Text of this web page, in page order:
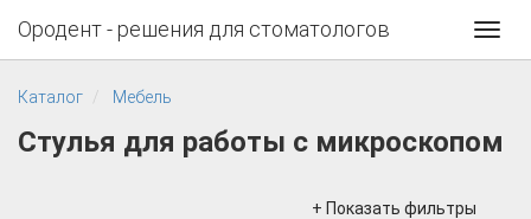
Ородент - решения для стоматологов
Каталог Мебель
Стулья для работы с микроскопом
+ Показать фильтры